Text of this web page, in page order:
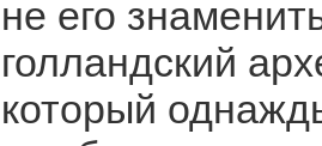
не его
голландский
который